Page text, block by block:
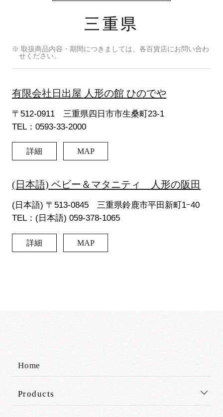
三重県
※ 取扱商品内容・期間につきましては、各百貨店にお問い合わ
せください。
有限会社日出屋 人形の館 ひのでや
〒512-0911 三重県四日市市生桑町23-1
TEL：0593-33-2000
詳細 MAP
(日本語) ベビー＆マタニティ 人形の阪田
(日本語) 〒513-0845 三重県鈴鹿市平田新町1ｰ40
TEL：(日本語) 059-378-1065
詳細 MAP
Home
Products